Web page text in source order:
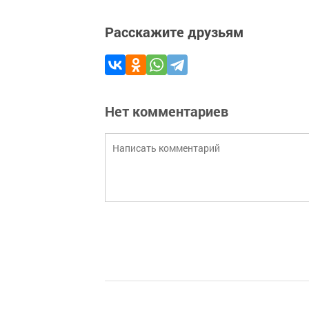
Расскажите друзьям
Нет комментариев